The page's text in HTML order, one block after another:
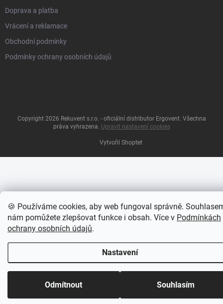
🍪 Používáme cookies, aby web fungoval správně.
nám pomůžete zlepšovat funkce i obsah. Více v Podmínkách
ochrany osobních údajů.
Nastavení
Odmítnout Souhlasím
DOPRAVA ZDARMA PŘI OBJEDNÁVKÁCH NAD 3000 Kč | 3 %
Doprava a platba
Vrácení a reklamace
Obchodní podmínky
Podmínky ochrany osobních údajů
Vytvořil Shoptet
Copyright 2026 Rekuvent s.r.o. - oficiální distributor Ergovent. Všechna
práva vyhrazena. Upravit nastavení cookies